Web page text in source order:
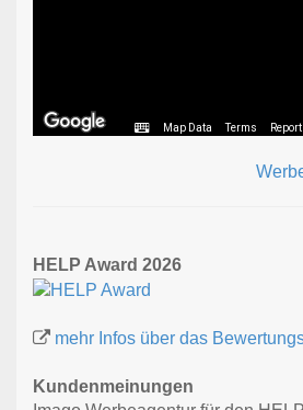
Map Data Terms
HELP Award 2026
mehr Infos über das
Kundenmeinungen